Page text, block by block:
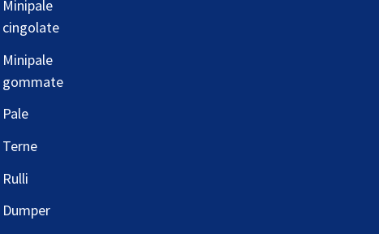
Minipale
cingolate
Minipale
gommate
Pale
Terne
Rulli
Dumper